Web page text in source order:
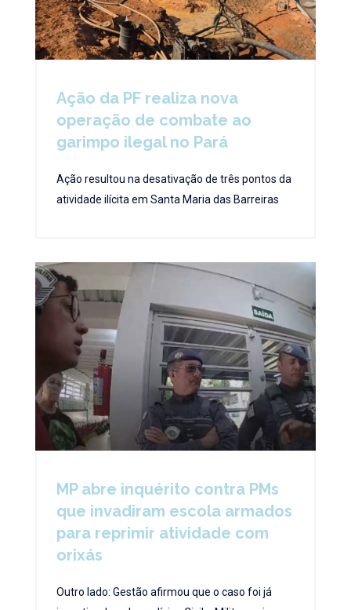
Ação da PF realiza nova
operação de combate ao
garimpo ilegal no Pará
Ação resultou na desativação de três pontos da
atividade ilícita em Santa Maria das Barreiras
MP abre inquérito contra PMs
que invadiram escola armados
para reprimir atividade com
orixás
Outro lado: Gestão afirmou que o caso foi já